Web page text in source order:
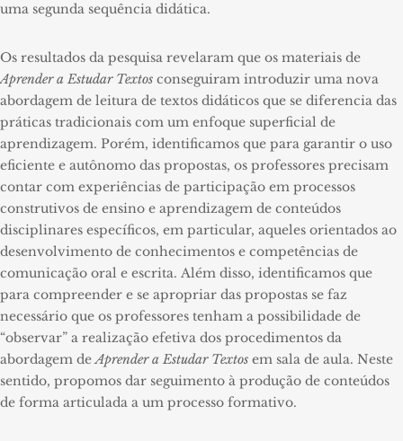
uma segunda sequência didática.
Os resultados da pesquisa revelaram que os materiais de
Aprender a Estudar Textos conseguiram introduzir uma nova
abordagem de leitura de textos didáticos que se diferencia das
práticas tradicionais com um enfoque superficial de
aprendizagem. Porém, identificamos que para garantir o uso
eficiente e autônomo das propostas, os professores precisam
contar com experiências de participação em processos
construtivos de ensino e aprendizagem de conteúdos
disciplinares específicos, em particular, aqueles orientados ao
desenvolvimento de conhecimentos e competências de
comunicação oral e escrita. Além disso, identificamos que
para compreender e se apropriar das propostas se faz
necessário que os professores tenham a possibilidade de
“observar” a realização efetiva dos procedimentos da
abordagem deAprender a Estudar Textos em sala de aula. Neste
sentido, propomos dar seguimento à produção de conteúdos
de forma articulada a um processo formativo.